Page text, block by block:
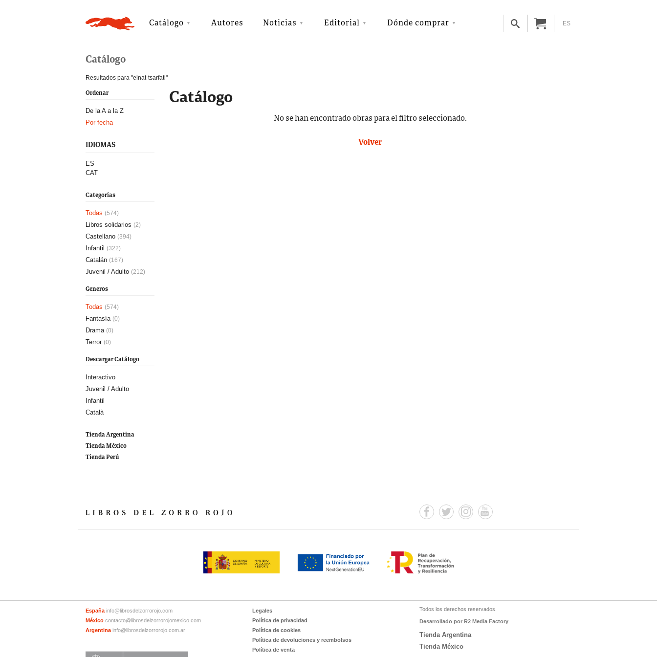
Catálogo Autores Noticias Editorial Dónde comprar ES
Catálogo
Resultados para "einat-tsarfati"
Ordenar
De la A a la Z
Por fecha
IDIOMAS
ES
CAT
Categorías
Todas (574)
Libros solidarios (2)
Castellano (394)
Infantil (322)
Catalán (167)
Juvenil / Adulto (212)
Generos
Todas (574)
Fantasía (0)
Drama (0)
Terror (0)
Descargar Catálogo
Interactivo
Juvenil / Adulto
Infantil
Català
Tienda Argentina
Tienda México
Tienda Perú
Catálogo
No se han encontrado obras para el filtro seleccionado.
Volver
España info@librosdelzorrorojo.com
México contacto@librosdelzorrorojomexico.com
Argentina info@librosdelzorrorojo.com.ar
Legales
Política de privacidad
Política de cookies
Política de devoluciones y reembolsos
Política de venta
Todos los derechos reservados.
Desarrollado por R2 Media Factory
Tienda Argentina
Tienda México